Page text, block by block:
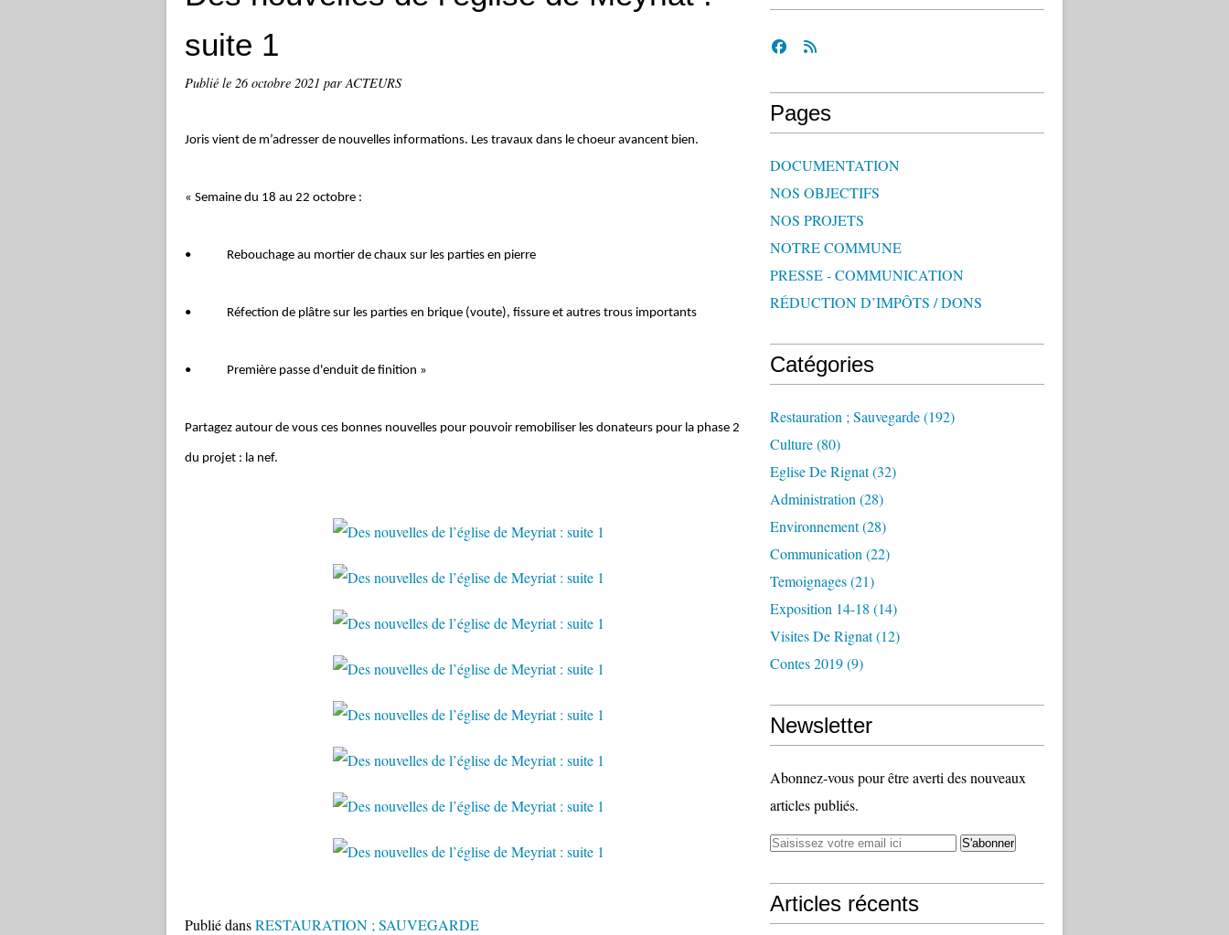
suite 1
Publié le 26 octobre 2021 par ACTEURS
Joris vient de m’adresser de nouvelles informations. Les travaux dans le choeur avancent bien.
« Semaine du 18 au 22 octobre :
• Rebouchage au mortier de chaux sur les parties en pierre
• Réfection de plâtre sur les parties en brique (voute), fissure et autres trous importants
• Première passe d'enduit de finition »
Partagez autour de vous ces bonnes nouvelles pour pouvoir remobiliser les donateurs pour la phase 2
du projet : la nef.
Publié dansRESTAURATION ; SAUVEGARDE
Pages
DOCUMENTATION
NOS OBJECTIFS
NOS PROJETS
NOTRE COMMUNE
PRESSE - COMMUNICATION
RÉDUCTION D’IMPÔTS / DONS
Catégories
Restauration ; Sauvegarde(192)
Culture(80)
Eglise De Rignat(32)
Administration (28)
Environnement(28)
Communication (22)
Temoignages(21)
Exposition 14-18 (14)
Visites De Rignat(12)
Contes 2019(9)
Newsletter
Abonnez-vous pour être averti des nouveaux
articles publiés.
Articles récents